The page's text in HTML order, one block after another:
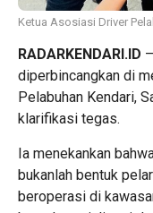
Ketua Asosiasi Driver
RADARKENDARI.ID
diperbincangkan di
Pelabuhan Kendari,
klarifikasi tegas.
Ia menekankan
bukanlah bentuk
beroperasi di